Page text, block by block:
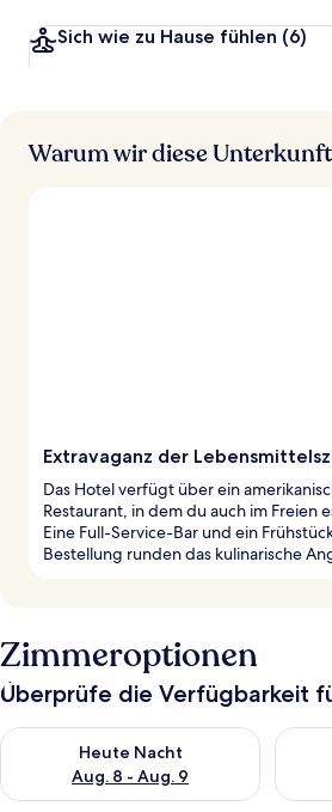
Sich wie zu Hause fühlen (6)
Warum wir diese
Extravaganz der
Das Hotel verfügt über ein
Restaurant, in dem du auch im Freien
Eine Full-Service-Bar und ein
Bestellung runden das kulinarische
Zimmeroptionen
Überprüfe die Verfügbarkeit
Heute Nacht
Aug. 8 - Aug. 9
Überprüfe die Verfügbarkeit für heute